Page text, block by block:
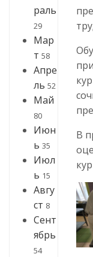
раль
29
Мар
т 58
Апре
ль 52
Май
80
Июн
ь 35
Июл
ь 15
Авгу
ст 8
Сент
ябрь
54
В